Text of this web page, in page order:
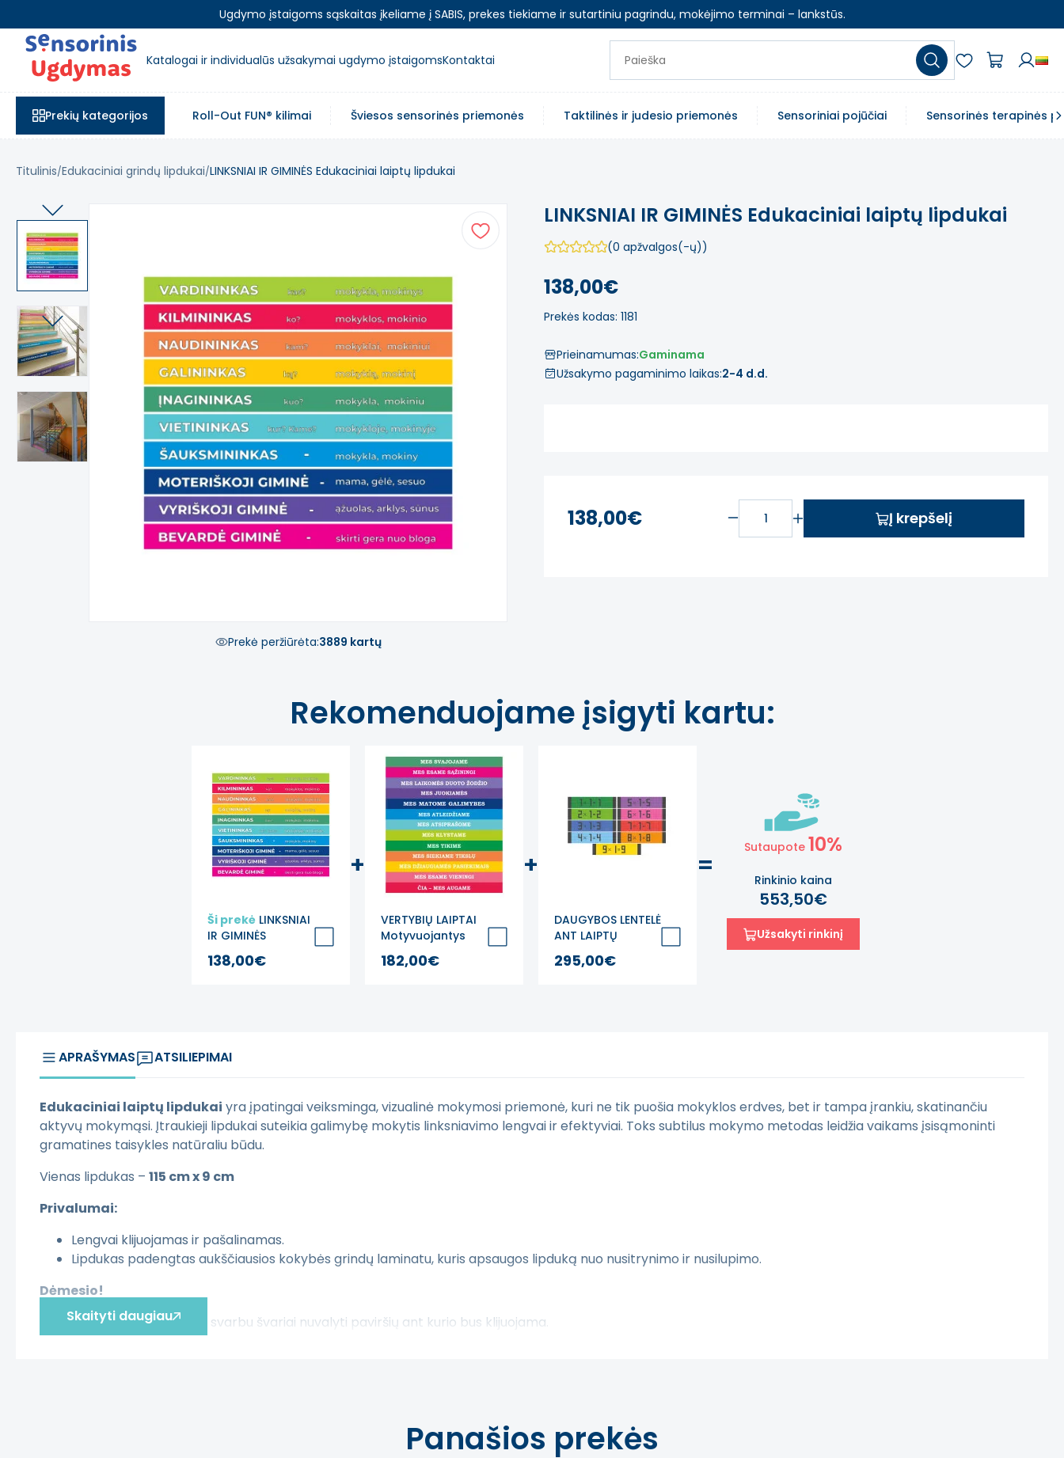
Ugdymo įstaigoms sąskaitas įkeliame į SABIS, prekes tiekiame ir sutartiniu pagrindu, mokėjimo terminai – lankstūs.
Katalogai ir individualūs užsakymai ugdymo įstaigomsKontaktai
Prekių kategorijos Roll-Out FUN® kilimai Šviesos sensorinės priemonės Taktilinės ir judesio priemonės Sensoriniai pojūčiai Sensorinės terapinės
Titulinis Edukaciniai grindų lipdukai LINKSNIAI IR GIMINĖS Edukaciniai laiptų lipdukai
Prekė peržiūrėta:3889 kartų
LINKSNIAI IR GIMINĖS Edukaciniai laiptų lipdukai
(0 apžvalgos(-ų))
138,00€
Prekės kodas: 1181
Prieinamumas:Gaminama
Užsakymo pagaminimo laikas:2-4 d.d.
138,00€ Į krepšelį
Rekomenduojame įsigyti kartu:
Ši prekė LINKSNIAI
IR GIMINĖS
Edukaciniai laiptų
lipdukai
138,00€
+
VERTYBIŲ LAIPTAI
Motyvuojantys
laiptų lipdukai
182,00€
+
DAUGYBOS LENTELĖ
ANT LAIPTŲ
Edukaciniai grindų
lipdukai
295,00€
=
Sutaupote 10%
Rinkinio kaina
553,50€
Užsakyti rinkinį
APRAŠYMAS ATSILIEPIMAI
Edukaciniai laiptų lipdukai yra įpatingai veiksminga, vizualinė mokymosi priemonė, kuri ne tik puošia mokyklos erdves, bet ir tampa įrankiu, skatinančiu
aktyvų mokymąsi. Įtraukieji lipdukai suteikia galimybę mokytis linksniavimo lengvai ir efektyviai. Toks subtilus mokymo metodas leidžia vaikams įsisąmoninti
gramatines taisykles natūraliu būdu.
Vienas lipdukas – 115 cm x 9 cm
Privalumai:
Lengvai klijuojamas ir pašalinamas.
Lipdukas padengtas aukščiausios kokybės grindų laminatu, kuris apsaugos lipduką nuo nusitrynimo ir nusilupimo.
Dėmesio!
Klijuojant lipduką labai svarbu švariai nuvalyti paviršių ant kurio bus klijuojama.
Nepatariama lipdukų klijuoti ant nelygių, grublėtų paviršių.
Skaityti daugiau
Panašios prekės